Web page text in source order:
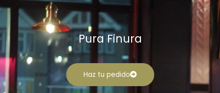
Pura Finura
Haz tu pedido